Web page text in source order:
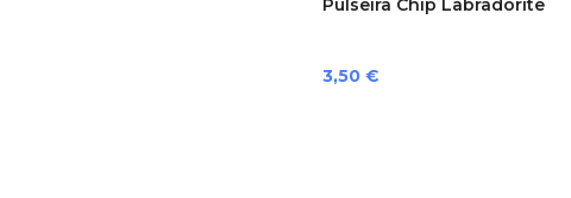
Pulseira Chip Labradorite
Preço
3,50 €